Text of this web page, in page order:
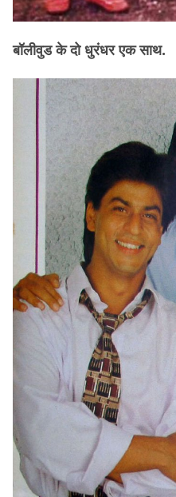
बॉलीवुड के दो धुरंधर एक साथ.